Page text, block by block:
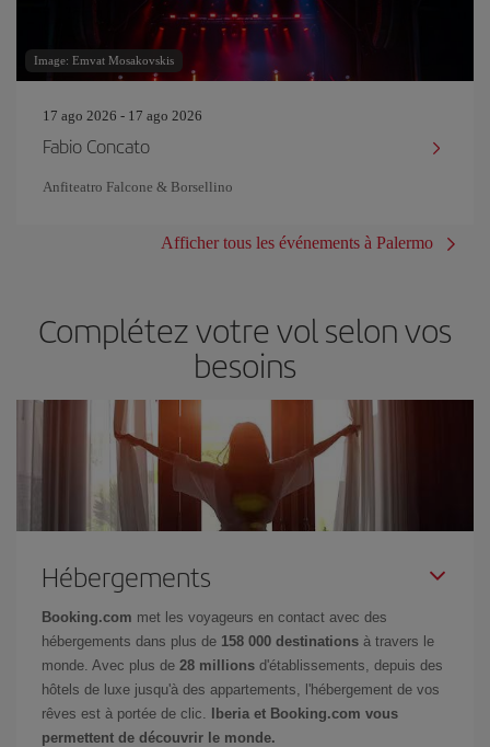
Image: Emvat Mosakovskis
17 ago 2026 - 17 ago 2026
Fabio Concato
Anfiteatro Falcone & Borsellino
Afficher tous les événements à Palermo
Complétez votre vol selon vos
besoins
Hébergements
Booking.com met les voyageurs en contact avec des
hébergements dans plus de 158 000 destinations à travers le
monde. Avec plus de 28 millions d'établissements, depuis des
hôtels de luxe jusqu'à des appartements, l'hébergement de vos
rêves est à portée de clic.
Iberia et Booking.com vous
permettent de découvrir le monde.